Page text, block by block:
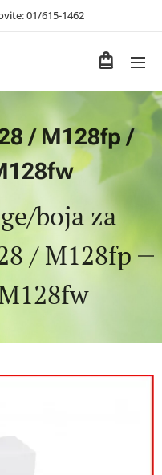
01/615-1462
/ M128fp /
boja za
/ M128fp